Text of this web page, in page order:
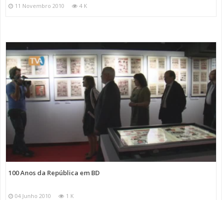
11 Novembro 2010 4 K
100 Anos da República em BD
04 Junho 2010 1 K